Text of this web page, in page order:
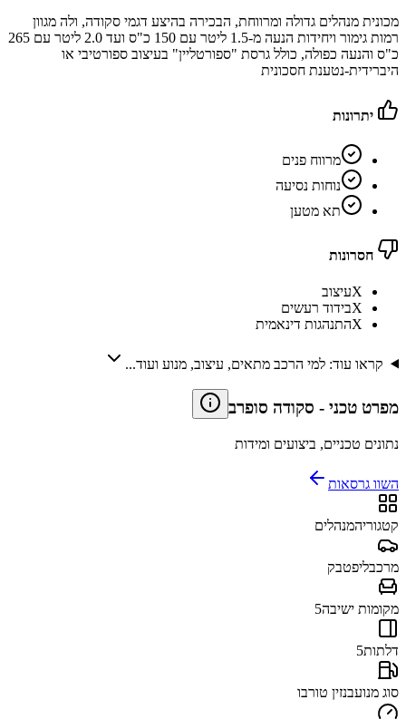
מכונית מנהלים גדולה ומרווחת, הבכירה בהיצע דגמי סקודה, ולה מגוון
רמות גימור ויחידות הנעה מ-1.5 ליטר עם 150 כ"ס ועד 2.0 ליטר עם 265
כ"ס והנעה כפולה, כולל גרסת "ספורטליין" בעיצוב ספורטיבי או
היברידית-נטענת חסכונית
יתרונות
מרווח פנים
נוחות נסיעה
תא מטען
חסרונות
Xעיצוב
Xבידוד רעשים
Xהתנהגות דינאמית
קראו עוד: למי הרכב מתאים, עיצוב, מנוע ועוד...
מפרט טכני - סקודה סופרב
נתונים טכניים, ביצועים ומידות
השוו גרסאות
קטגוריהמנהלים
מרכבליפטבק
מקומות ישיבה5
דלתות5
סוג מנועבנזין טורבו